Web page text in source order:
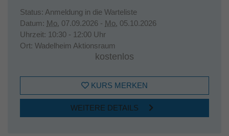
Status: Anmeldung in die Warteliste
Datum: Mo. 07.09.2026 - Mo. 05.10.2026
Uhrzeit: 10:30 - 12:00 Uhr
Ort: Wadelheim Aktionsraum
kostenlos
KURS MERKEN
WEITERE DETAILS